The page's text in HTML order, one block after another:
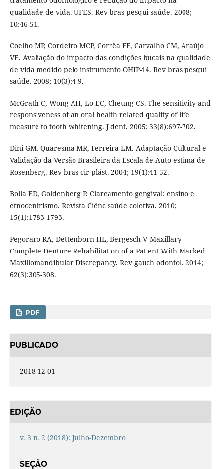
qualidade de vida. UFES. Rev bras pesqui saúde. 2008;
10:46-51.
Coelho MP, Cordeiro MCP, Corrêa FF, Carvalho CM, Araújo
VE. Avaliação do impacto das condições bucais na qualidade
de vida medido pelo instrumento OHIP-14. Rev bras pesqui
saúde. 2008; 10(3):4-9.
McGrath C, Wong AH, Lo EC, Cheung CS. The sensitivity and
responsiveness of an oral health related quality of life
measure to tooth whitening. J dent. 2005; 33(8):697-702.
Dini GM, Quaresma MR, Ferreira LM. Adaptação Cultural e
Validação da Versão Brasileira da Escala de Auto-estima de
Rosenberg. Rev bras cir plást. 2004; 19(1):41-52.
Bolla ED, Goldenberg P. Clareamento gengival: ensino e
etnocentrismo. Revista Ciênc saúde coletiva. 2010;
15(1):1783-1793.
Pegoraro RA, Dettenborn HL, Bergesch V. Maxillary
Complete Denture Rehabilitation of a Patient With Marked
Maxillomandibular Discrepancy. Rev gauch odontol. 2014;
62(3):305-308.
PDF
PUBLICADO
2018-12-01
EDIÇÃO
v. 3 n. 2 (2018): Julho-Dezembro
SEÇÃO